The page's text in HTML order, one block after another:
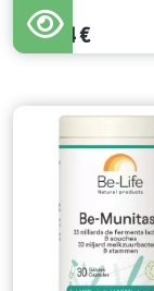
24,99
21,24€